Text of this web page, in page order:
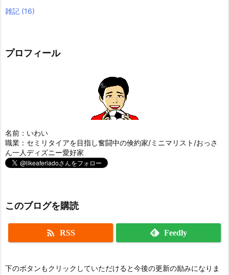
雑記 (16)
プロフィール
名前：いわい
職業：セミリタイアを目指し奮闘中の倹約家/ミニマリスト/おっさ
ん一人ディズニー愛好家
このブログを購読
 RSS Feedly
下のボタンもクリックしていただけると今後の更新の励みになりま